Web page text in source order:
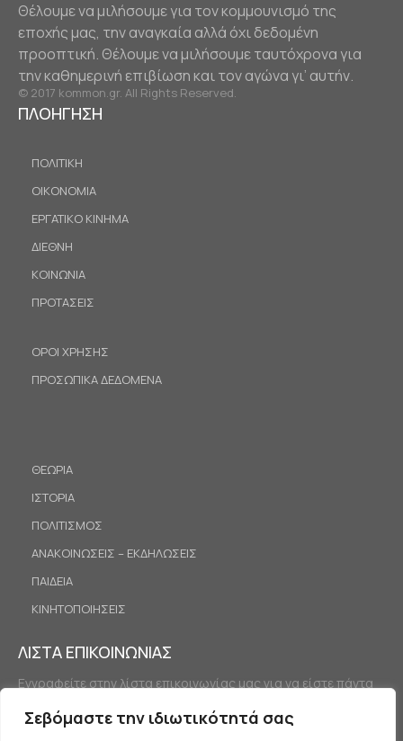
Σεβόμαστε την ιδιωτικότητά σας
Θέλουμε να μιλήσουμε για τον κομμουνισμό της
εποχής μας, την αναγκαία αλλά όχι δεδομένη
προοπτική. Θέλουμε να μιλήσουμε ταυτόχρονα για
την καθημερινή επιβίωση και τον αγώνα γι’ αυτήν.
© 2017 kommon.gr. All Rights Reserved.
ΠΛΟΗΓΗΣΗ
ΠΟΛΙΤΙΚΗ
ΟΙΚΟΝΟΜΙΑ
ΕΡΓΑΤΙΚΟ ΚΙΝΗΜΑ
ΔΙΕΘΝΗ
ΚΟΙΝΩΝΙΑ
ΠΡΟΤΑΣΕΙΣ
ΟΡΟΙ ΧΡΗΣΗΣ
ΠΡΟΣΩΠΙΚΑ ΔΕΔΟΜΕΝΑ
ΘΕΩΡΙΑ
ΙΣΤΟΡΙΑ
ΠΟΛΙΤΙΣΜΟΣ
ΑΝΑΚΟΙΝΩΣΕΙΣ – ΕΚΔΗΛΩΣΕΙΣ
ΠΑΙΔΕΙΑ
ΚΙΝΗΤΟΠΟΙΗΣΕΙΣ
ΛΙΣΤΑ ΕΠΙΚΟΙΝΩΝΙΑΣ
Εγγραφείτε στην λίστα επικοινωνίας μας για να είστε πάντα